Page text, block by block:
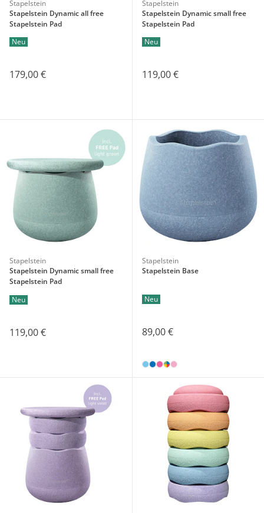
Stapelstein
Stapelstein Dynamic all free
Stapelstein Pad
Neu
179,00 €
Stapelstein
Stapelstein Dynamic small free
Stapelstein Pad
Neu
119,00 €
Stapelstein
Stapelstein Dynamic small free
Stapelstein Pad
Neu
119,00 €
Stapelstein
Stapelstein Base
Neu
89,00 €